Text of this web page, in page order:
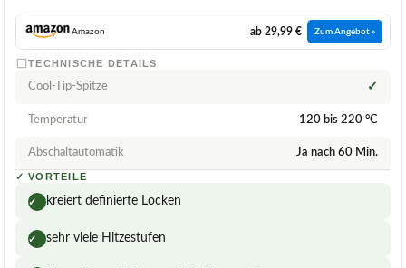
Amazon ab 29,99 € Zum Angebot »
TECHNISCHE DETAILS
Cool-Tip-Spitze ✓
Temperatur 120 bis 220 °C
Abschaltautomatik Ja nach 60 Min.
✓ VORTEILE
✓ kreiert definierte Locken
✓ sehr viele Hitzestufen